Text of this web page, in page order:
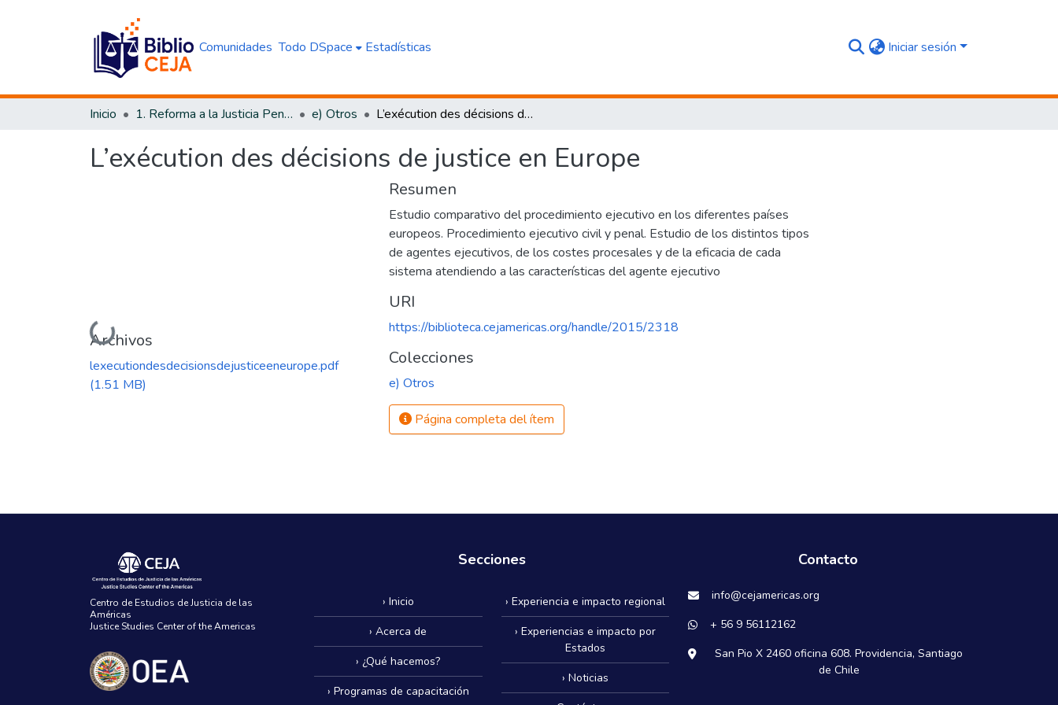
Comunidades Todo DSpace Estadísticas Iniciar sesión
Inicio 1. Reforma a la Justicia Penal e) Otros L’exécution des décisions de justice en Europe
L’exécution des décisions de justice en Europe
Cargando...
Archivos
lexecutiondesdecisionsdejusticeeneurope.pdf
(1.51 MB)
Resumen
Estudio comparativo del procedimiento ejecutivo en los diferentes países
europeos. Procedimiento ejecutivo civil y penal. Estudio de los distintos tipos
de agentes ejecutivos, de los costes procesales y de la eficacia de cada
sistema atendiendo a las características del agente ejecutivo
URI
https://biblioteca.cejamericas.org/handle/2015/2318
Colecciones
e) Otros
Página completa del ítem
Centro de Estudios de Justicia de las
Américas
Justice Studies Center of the Americas
Secciones
› Inicio
› Acerca de
› ¿Qué hacemos?
› Programas de capacitación
› Experiencia e impacto regional
› Experiencias e impacto por
Estados
› Noticias
Contacto
info@cejamericas.org
+ 56 9 56112162
San Pio X 2460 oficina 608. Providencia, Santiago
de Chile